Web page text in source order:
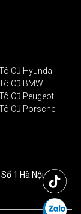
Cũ Hyundai
Cũ BMW
Cũ Peugeot
Cũ Porsche
1 Hà Nội